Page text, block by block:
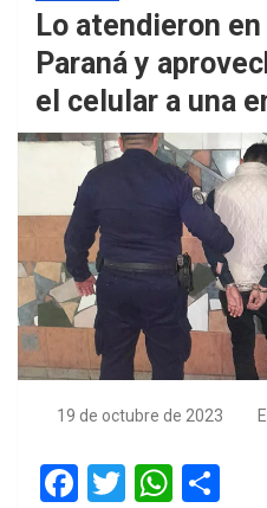
Lo atendieron
Paraná y
el celular a una
19 de octubre de 2023
F
T
W